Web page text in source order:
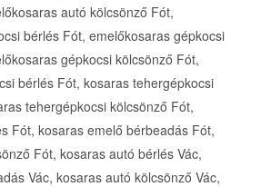
autó kölcsönző Fót,
bérlés Fót, emelőkosaras gépkocsi
gépkocsi kölcsönző Fót,
bérlés Fót, kosaras tehergépkocsi
tehergépkocsi kölcsönző Fót,
Fót, kosaras emelő bérbeadás Fót,
Fót, kosaras autó bérlés Vác,
Vác, kosaras autó kölcsönző Vác,